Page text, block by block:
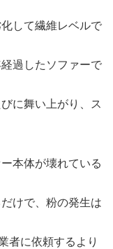
して繊維レベルで
過したソファーで
に舞い上がり、ス
本体が壊れている
けで、粉の発生は
者に依頼するより